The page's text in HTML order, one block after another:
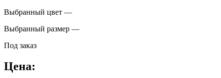
Выбранный цвет —
Выбранный размер —
Под заказ
Цена: